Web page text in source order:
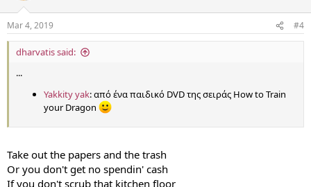
Mar 4, 2019 #4
dharvatis said:
...
Yakkity yak: από ένα παιδικό DVD της σειράς How to Train
your Dragon
Take out the papers and the trash
Or you don't get no spendin' cash
If you don't scrub that kitchen floor